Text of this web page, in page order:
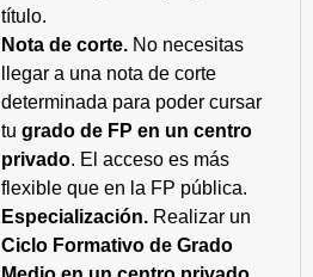
título.
Nota de corte. No necesitas
llegar a una nota de corte
determinada para poder cursar
tu grado de FP en un centro
privado. El acceso es más
flexible que en la FP pública.
Especialización. Realizar un
Ciclo Formativo de Grado